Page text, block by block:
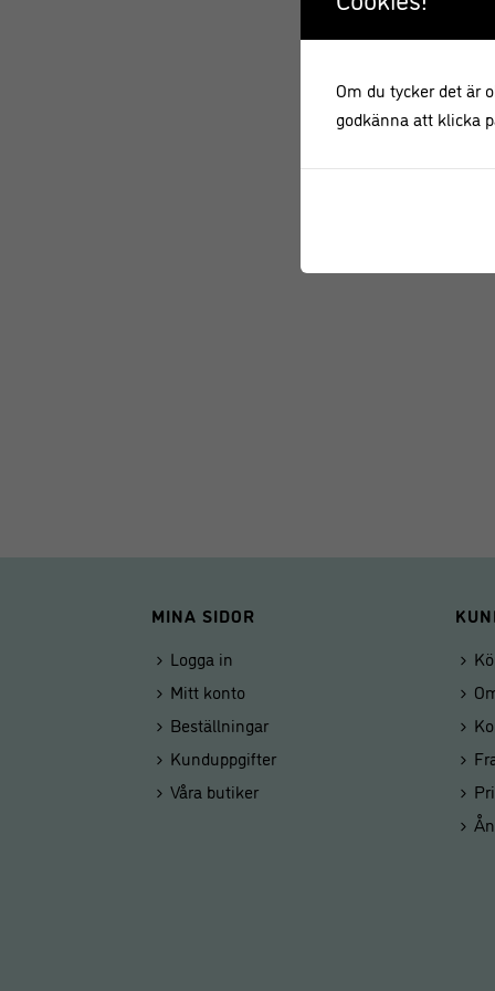
MINA SIDOR
Logga in
Mitt konto
Beställningar
Kunduppgifter
Våra butiker
Om du tycker det är
godkänna att klicka